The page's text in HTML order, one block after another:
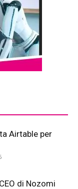
Airtable per
di Nozomi